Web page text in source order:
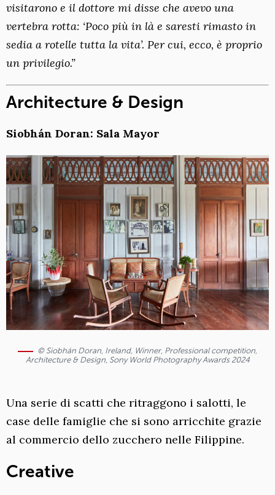
visitarono e il dottore mi disse che avevo una
vertebra rotta: ‘Poco più in là e saresti rimasto in
sedia a rotelle tutta la vita’. Per cui, ecco, è proprio
un privilegio.”
Architecture & Design
Siobhán Doran: Sala Mayor
© Siobhán Doran, Ireland, Winner, Professional competition,
Architecture & Design, Sony World Photography Awards 2024
Una serie di scatti che ritraggono i salotti, le
case delle famiglie che si sono arricchite grazie
al commercio dello zucchero nelle Filippine.
Creative